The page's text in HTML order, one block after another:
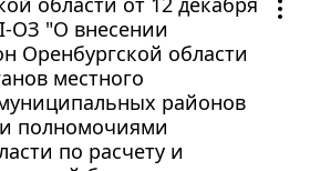
ОЗ "О внесении
Оренбургской области
местного
районов
полномочиями
по расчету и